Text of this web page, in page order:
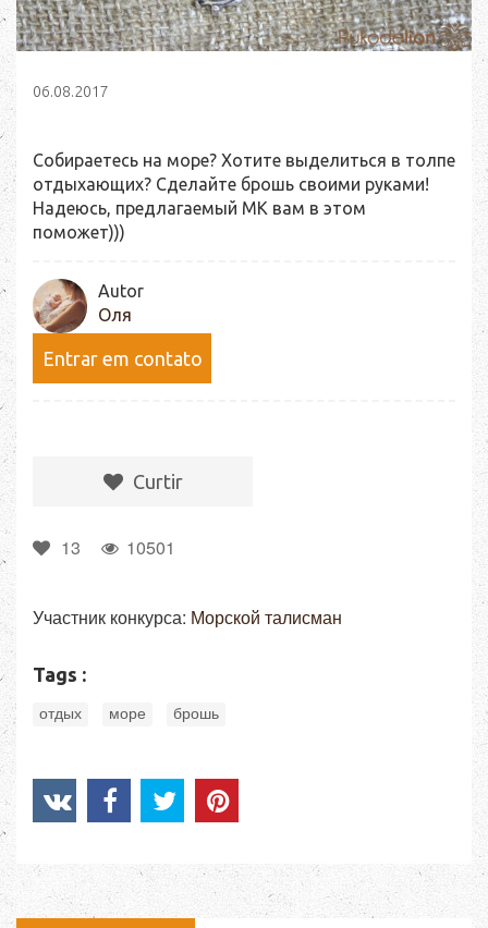
06.08.2017
Собираетесь на море? Хотите выделиться в толпе
отдыхающих? Сделайте брошь своими руками!
Надеюсь, предлагаемый МК вам в этом
поможет)))
Autor
Оля
Entrar em contato
Сurtir
13 10501
Участник конкурса: Морской талисман
Tags :
отдых море брошь